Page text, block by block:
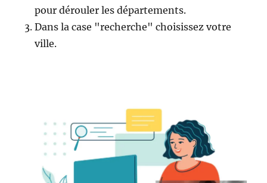
pour dérouler les départements.
Dans la case "recherche" choisissez votre
ville.